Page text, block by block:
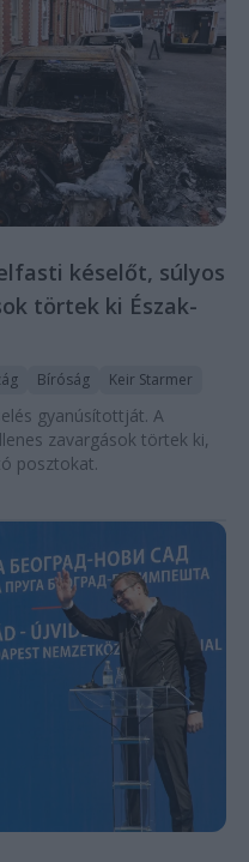
késelőt, súlyos
törtek ki Észak-
Bíróság Keir Starmer
gyanúsítottját. A
zavargások törtek ki,
posztokat.